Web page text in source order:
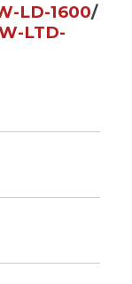
LD-1600/
LTD-